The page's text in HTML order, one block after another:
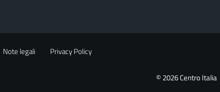
Note legali Privacy Policy
© 2026 Centro Italia